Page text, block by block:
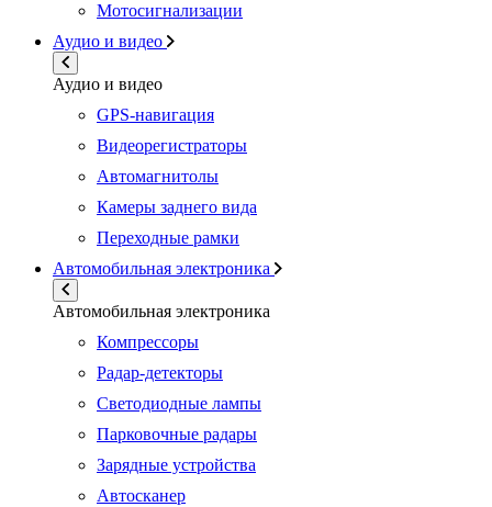
Мотосигнализации
Аудио и видео
Аудио и видео
GPS-навигация
Видеорегистраторы
Автомагнитолы
Камеры заднего вида
Переходные рамки
Автомобильная электроника
Автомобильная электроника
Компрессоры
Радар-детекторы
Светодиодные лампы
Парковочные радары
Зарядные устройства
Автосканер